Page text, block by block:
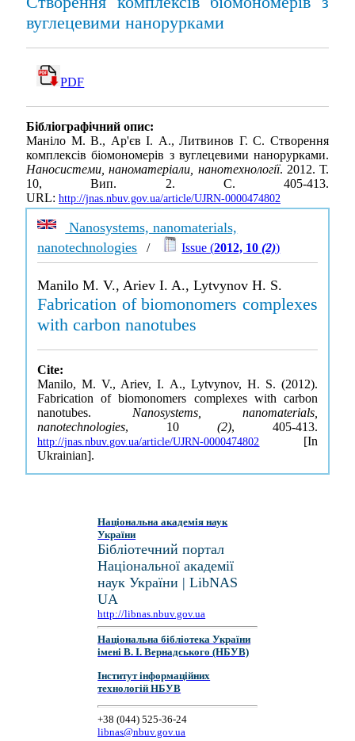
вуглецевими нанорурками
PDF
Бібліографічний опис:
Маніло М. В., Ар'єв І. А., Литвинов Г. С. Створення
комплексів біомономерів з вуглецевими нанорурками.
Наносистеми, наноматеріали, нанотехнології. 2012. Т.
10, Вип. 2. С. 405-413.
URL: http://jnas.nbuv.gov.ua/article/UJRN-0000474802
Nanosystems, nanomaterials,
nanotechnologies / Issue (2012, 10(2))
Manilo M. V., Ariev I. A., Lytvynov H. S.
Fabrication of biomonomers complexes
with carbon nanotubes
Cite:
Manilo, M. V., Ariev, I. A., Lytvynov, H. S. (2012).
Fabrication of biomonomers complexes with carbon
nanotubes. Nanosystems, nanomaterials,
nanotechnologies, 10 (2), 405-413.
http://jnas.nbuv.gov.ua/article/UJRN-0000474802 [In
Ukrainian].
Національна академія наук
України
Бібліотечний портал
Національної академії
наук України | LibNAS
UA
http://libnas.nbuv.gov.ua
Національна бібліотека України
імені В. І. Вернадського (НБУВ)
Інститут інформаційних
технологій НБУВ
+38 (044) 525-36-24
libnas@nbuv.gov.ua